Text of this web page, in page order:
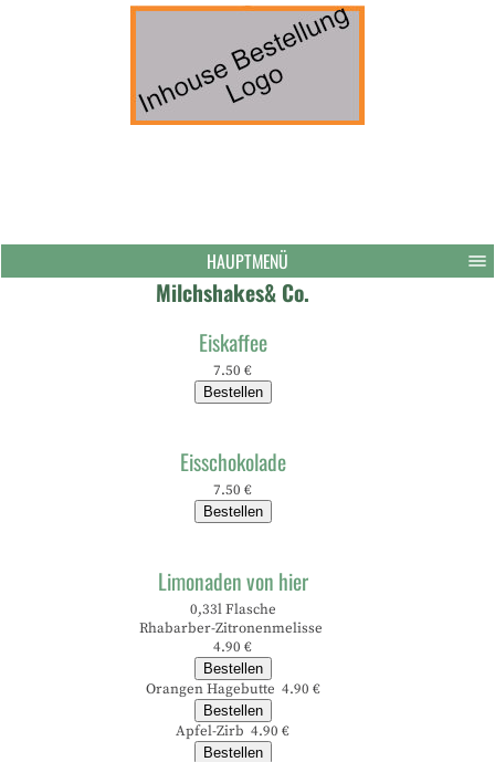
HAUPTMENÜ
Milchshakes& Co.
Eiskaffee
7.50 €
Bestellen
Eisschokolade
7.50 €
Bestellen
Limonaden von hier
0,33l Flasche
Rhabarber-Zitronenmelisse
4.90 €
Bestellen
Orangen Hagebutte 4.90 €
Bestellen
Apfel-Zirb 4.90 €
Bestellen